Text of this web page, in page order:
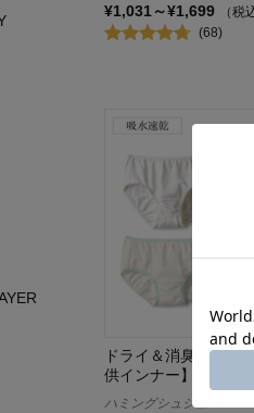
¥1,031～¥1,699
（税
(68)
ドライ＆消臭綿混シ
供インナー】
ハミングシュシュ/